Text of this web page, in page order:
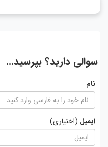
سوالی دارید؟ بپرسید...
نام
ایمیل (اختیاری)